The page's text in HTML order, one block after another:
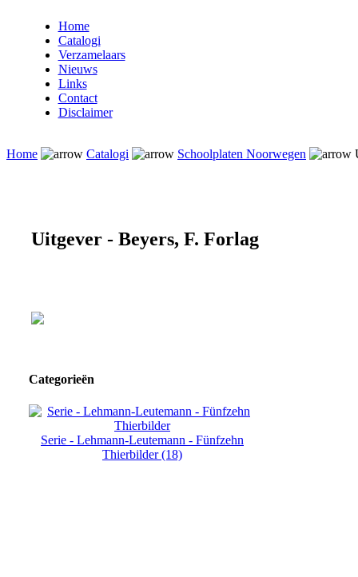
Home
Catalogi
Verzamelaars
Nieuws
Links
Contact
Disclaimer
Home Catalogi Schoolplaten Noorwegen
Uitgever - Beyers, F. Forlag
Categorieën
Serie - Lehmann-Leutemann - Fünfzehn
Thierbilder (18)